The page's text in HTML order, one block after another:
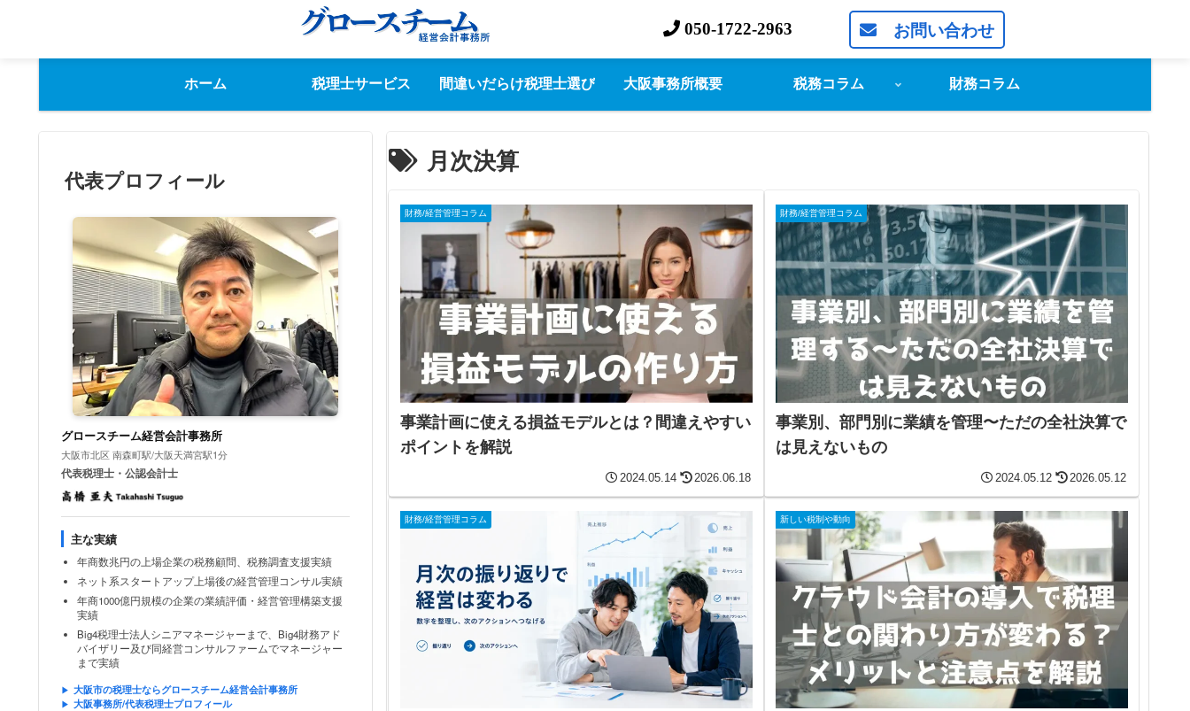
050-1722-2963 お問い合わせ
ホーム 税理士サービス 間違いだらけ税理士選び 大阪事務所概要 税務コラム 財務コラム
月次決算
財務/経営管理コラム
事業計画に使える損益モデルとは？間違えやすい
ポイントを解説
2024.05.14 2026.06.18
財務/経営管理コラム
事業別、部門別に業績を管理〜ただの全社決算で
は見えないもの
2024.05.12 2026.05.12
財務/経営管理コラム 新しい税制や動向
代表プロフィール
グロースチーム経営会計事務所
大阪市北区 南森町駅/大阪天満宮駅1分
代表税理士・公認会計士
主な実績
年商数兆円の上場企業の税務顧問、税務調査支援実績
ネット系スタートアップ上場後の経営管理コンサル実績
年商1000億円規模の企業の業績評価・経営管理構築支援
実績
Big4税理士法人シニアマネージャーまで、Big4財務アド
バイザリー及び同経営コンサルファームでマネージャー
まで実績
大阪市の税理士ならグロースチーム経営会計事務所
大阪事務所/代表税理士プロフィール